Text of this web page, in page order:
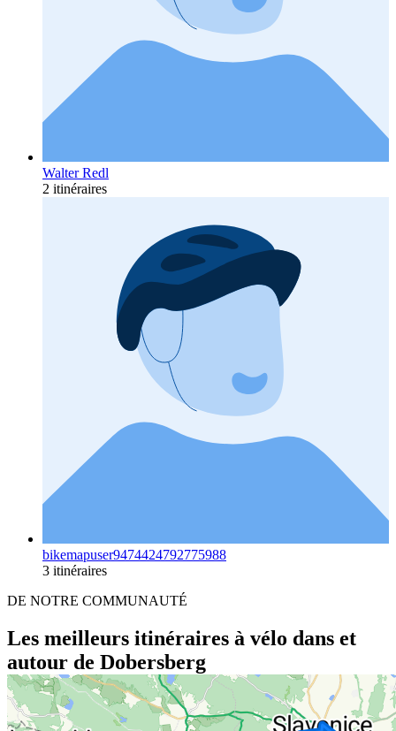
Walter Redl
2 itinéraires
bikemapuser9474424792775988
3 itinéraires
DE NOTRE COMMUNAUTÉ
Les meilleurs itinéraires à vélo dans et
autour de Dobersberg